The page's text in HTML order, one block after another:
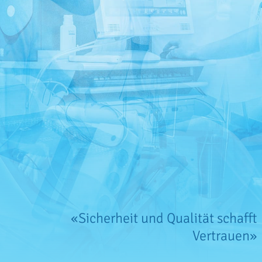
«Sicherheit und Qualität schafft
Vertrauen»
Impressum
Datenschutzerklärung